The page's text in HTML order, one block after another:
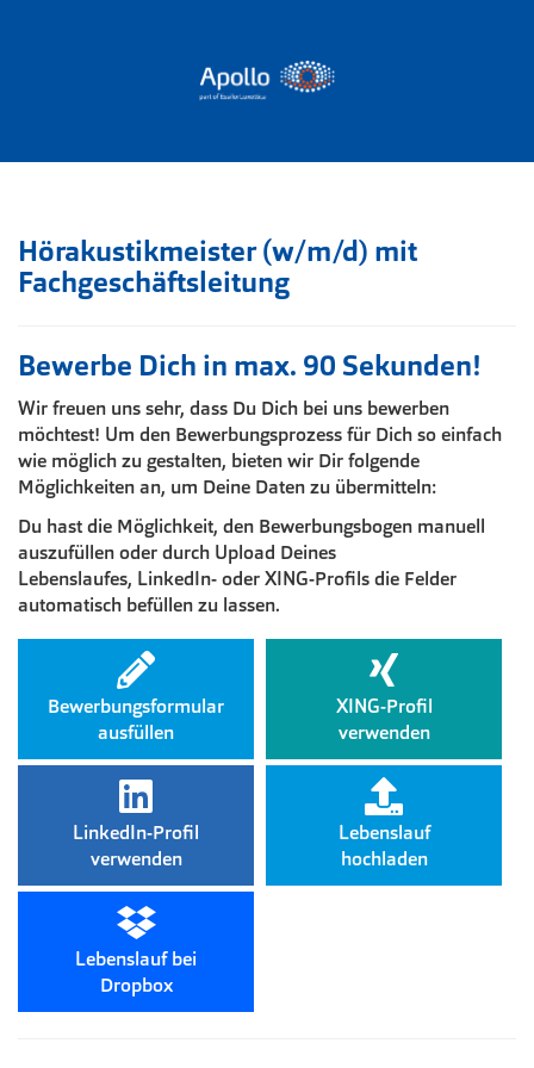
Hörakustikmeister (w/m/d) mit
Fachgeschäftsleitung
Bewerbe Dich in max. 90 Sekunden!
Wir freuen uns sehr, dass Du Dich bei uns bewerben
möchtest! Um den Bewerbungsprozess für Dich so einfach
wie möglich zu gestalten, bieten wir Dir folgende
Möglichkeiten an, um Deine Daten zu übermitteln:
Du hast die Möglichkeit, den Bewerbungsbogen manuell
auszufüllen oder durch Upload Deines
Lebenslaufes, LinkedIn- oder XING-Profils die Felder
automatisch befüllen zu lassen.
Bewerbungsformular
ausfüllen
XING-Profil
verwenden
LinkedIn-Profil
verwenden
Lebenslauf
hochladen
Lebenslauf bei
Dropbox